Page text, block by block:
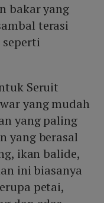
bakar yang
terasi
Seruit
yang mudah
yang paling
yang berasal
ikan balide,
ini biasanya
petai,